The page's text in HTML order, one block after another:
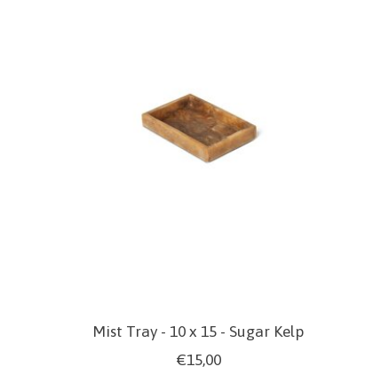
Mist Tray - 10 x 15 - Sugar Kelp
€15,00